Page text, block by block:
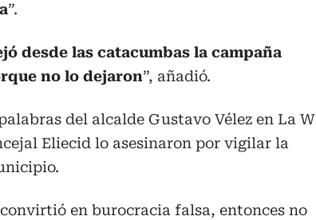
”.
desde las catacumbas la campaña
no lo dejaron”, añadió.
del alcalde Gustavo Vélez en La W
Eliecid lo asesinaron por vigilar la
en burocracia falsa, entonces no